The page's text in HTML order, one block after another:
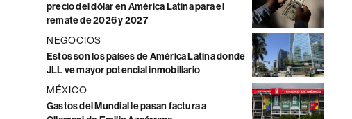
precio del dólar en América Latina para el
remate de 2026 y 2027
NEGOCIOS
Estos son los países de América Latina donde
JLL ve mayor potencial inmobiliario
MÉXICO
Gastos del Mundial le pasan factura a